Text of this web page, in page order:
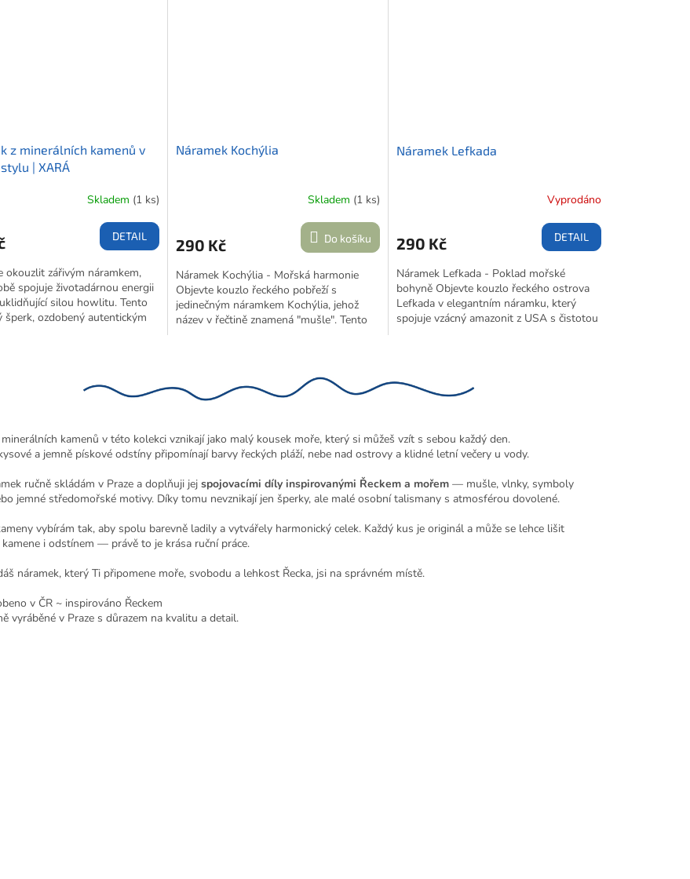
z minerálních kamenů v
| XARÁ
Skladem (1 ks)
DETAIL
okouzlit zářivým náramkem,
spojuje životadárnou energii
silou howlitu. Tento
šperk, ozdobený autentickým
Náramek Kochýlia
Skladem (1 ks)
290 Kč Do košíku
Náramek Kochýlia - Mořská harmonie
Objevte kouzlo řeckého pobřeží s
jedinečným náramkem Kochýlia, jehož
název v řečtině znamená "mušle". Tento
mušle s ochranným řeckým okem z
ostrova Korfu.
Náramek Lefkada
Vyprodáno
290 Kč DETAIL
Náramek Lefkada - Poklad mořské
bohyně Objevte kouzlo řeckého ostrova
Lefkada v elegantním náramku, který
spojuje vzácný amazonit z USA s čistotou
á
c
r
v
y
ý
p
kamenů v této kolekci vznikají jako malý kousek moře, který si můžeš vzít s sebou každý den.
a jemně pískové odstíny připomínají barvy řeckých pláží, nebe nad ostrovy a klidné letní večery u vody.
ručně skládám v Praze a doplňuji jej spojovacími díly inspirovanými Řeckem a mořem — mušle, vlnky, symboly
jemné středomořské motivy. Díky tomu nevznikají jen šperky, ale malé osobní talismany s atmosférou dovolené.
vybírám tak, aby spolu barevně ladily a vytvářely harmonický celek. Každý kus je originál a může se lehce lišit
i odstínem — právě to je krása ruční práce.
náramek, který Ti připomene moře, svobodu a lehkost Řecka, jsi na správném místě.
v ČR ~ inspirováno Řeckem
vyráběné v Praze s důrazem na kvalitu a detail.